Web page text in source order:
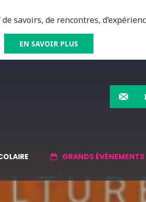
savoirs, de rencontres,
EN SAVOIR PLUS
GRANDS ÉVÉNEMENTS